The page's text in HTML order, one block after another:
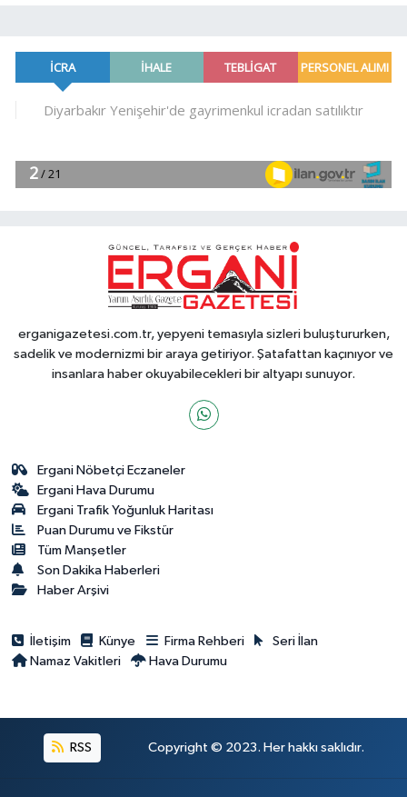
erganigazetesi.com.tr, yepyeni temasıyla sizleri buluştururken,
sadelik ve modernizmi bir araya getiriyor. Şatafattan kaçınıyor ve
insanlara haber okuyabilecekleri bir altyapı sunuyor.
Ergani Nöbetçi Eczaneler
Ergani Hava Durumu
Ergani Trafik Yoğunluk Haritası
Puan Durumu ve Fikstür
Tüm Manşetler
Son Dakika Haberleri
Haber Arşivi
İletişim Künye Firma Rehberi
Seri İlan
Namaz Vakitleri
Hava Durumu
RSS Copyright © 2023. Her hakkı saklıdır.